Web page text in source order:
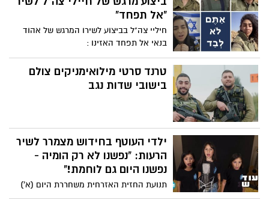
"אל תפחד"
חיליי צה"ל בביצוע לשירו המרגש של אהוד
בנאי אל תפחד האזינו :
טרנד סרטי מילואימניקים צולם
בישובי שדות נגב
ילדי העוטף בחידוש מצמרר לשיר
הרעות: "נפשנו לא רק הומיה -
נפשנו היום גם לוחמת!"
תנועת החזית האזרחית משחררת היום (א')
חידוש מרגש לשיר הרעות בשם "ילדי דור